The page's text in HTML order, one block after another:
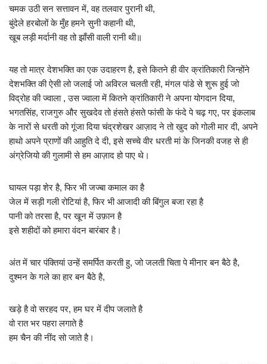
चमक उठी सन सत्तावन में, वह तलवार पुरानी थी,
बुंदेले हरबोलों के मुँह हमने सुनी कहानी थी,
खूब लड़ी मर्दानी वह तो झाँसी वाली रानी थी॥
यह तो मात्र देशभक्ति का एक उदाहरण है, इसे कितने ही वीर क्रांतिकारी जिन्होंने
देशभक्ति की ऐसी लो जलाई जो अविरल चलती रही, मंगल पांडे से शुरू हुई जो
विद्रोह की ज्वाला , उस ज्वाला में कितने क्रांतिकारी ने अपना योगदान दिया,
भगतसिंह, राजगुरु और सुखदेव तो हंसते हंसते फांसी के फंदे पे चढ़ गए, पर इंकलाब
के नारों से धरती को गूंजा दिया चंद्रशेखर आज़ाद ने तो खुद को गोली मार दी, अपने
हाथो अपने प्राणों की आहुति दे दी, इसे सच्चे वीर धरती मां के जिनकी वजह से ही
अंग्रेजियो की गुलामी से हम आज़ाद हो पाए थे।
घायल पड़ा शेर है, फिर भी जज्बा कमाल का है
जेल में सड़ी गली रोटियां है, फिर भी आजादी की बिंगुल बजा रहा है
पानी को तरसा है, पर खून में उफ़ान है
इसे शहीदों को हमारा वंदन बारंबार है।
अंत में चार पंक्तियां उन्हें समर्पित करती हु, जो जलती चिता पे मीनार बन बैठे है,
दुश्मन के गले का हार बन बैठे है,
खड़े है वो सरहद पर, हम घर में दीप जलाते है
वो रात भर पहरा लगाते है
हम चैन की नींद सो जाते है।